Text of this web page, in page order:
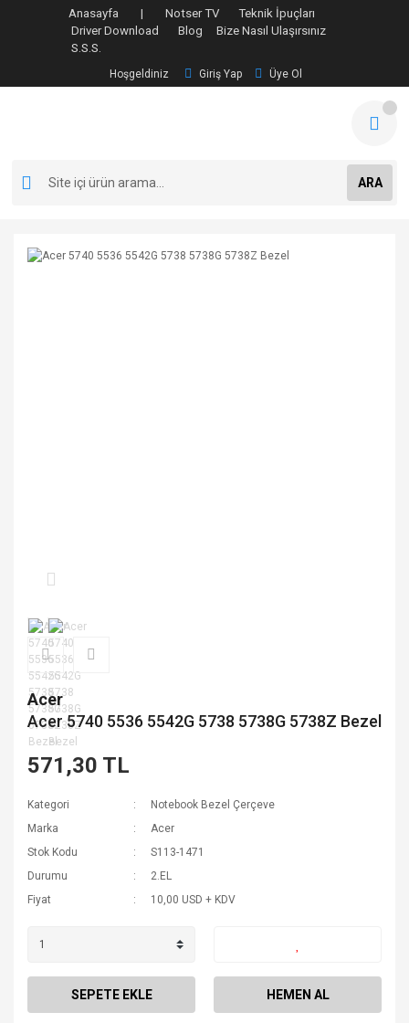
Anasayfa | Notser TV
Teknik İpuçları
Driver Download
Blog
Bize Nasıl Ulaşırsınız
S.S.S.
Hoşgeldiniz Giriş Yap Üye Ol
ARA
Acer
Acer 5740 5536 5542G 5738 5738G 5738Z Bezel
571,30 TL
Kategori
Notebook Bezel Çerçeve
Marka
Acer
Stok Kodu
S113-1471
Durumu
2.EL
Fiyat
10,00 USD + KDV
SEPETE EKLE HEMEN AL